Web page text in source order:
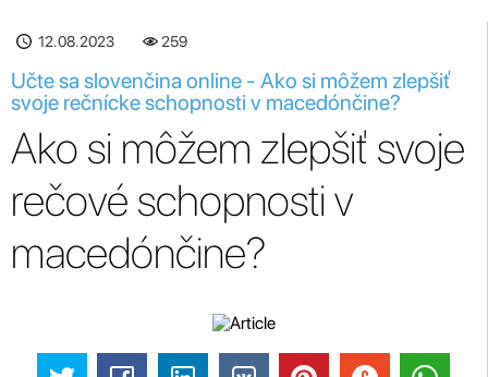
12.08.2023 259
Učte sa slovenčina online - Ako si môžem zlepšiť
svoje rečnícke schopnosti v macedónčine?
Ako si môžem zlepšiť svoje
rečové schopnosti v
macedónčine?